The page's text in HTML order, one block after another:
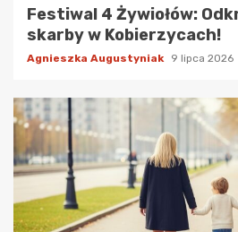
Festiwal 4 Żywiołów:
skarby w Kobierzycach!
Agnieszka Augustyniak 9 lipca 2026